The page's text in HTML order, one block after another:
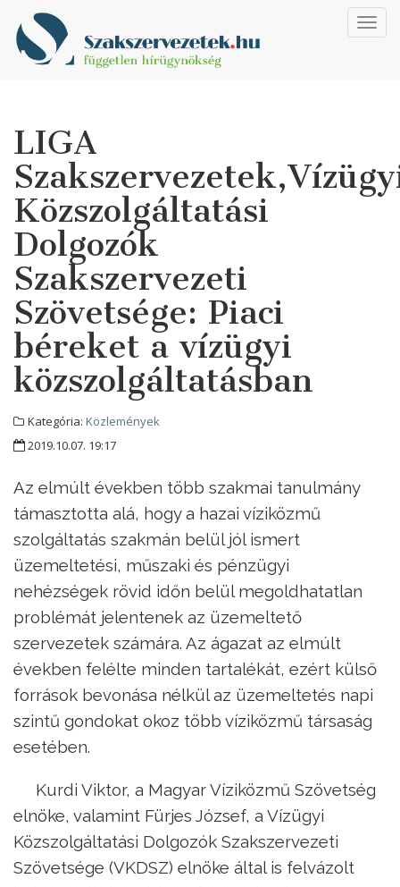
LIGA
Közszolgáltatási
Dolgozók
Szakszervezeti
Szövetsége: Piaci
béreket a vízügyi
közszolgáltatásban
Kategória: Közlemények
2019.10.07. 19:17
Az elmúlt években több szakmai tanulmány
támasztotta alá, hogy a hazai víziközmű
szolgáltatás szakmán belül jól ismert
üzemeltetési, műszaki és pénzügyi
nehézségek rövid időn belül megoldhatatlan
problémát jelentenek az üzemeltető
szervezetek számára. Az ágazat az elmúlt
években felélte minden tartalékát, ezért külső
források bevonása nélkül az üzemeltetés napi
szintű gondokat okoz több víziközmű társaság
esetében.
Kurdi Viktor, a Magyar Víziközmű Szövetség
elnöke, valamint Fürjes József, a Vízügyi
Közszolgáltatási Dolgozók Szakszervezeti
Szövetsége (VKDSZ) elnöke által is felvázolt